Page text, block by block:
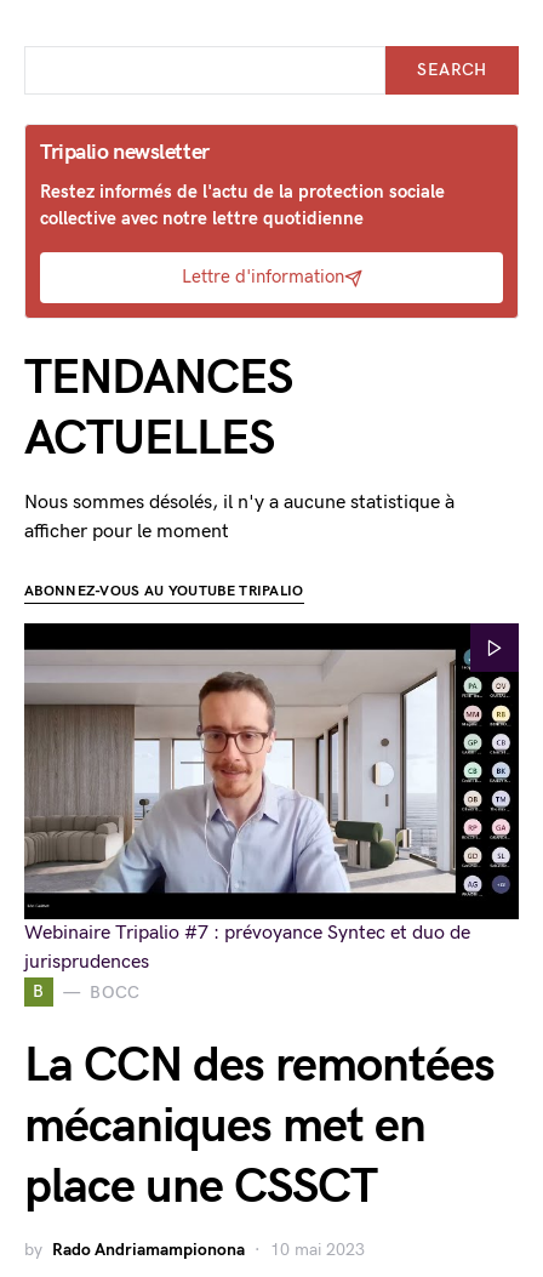
B BOCC
La CCN des remontées
mécaniques met en
place une CSSCT
by Rado Andriamampionona 10 mai 2023
SEARCH
Tripalio newsletter
Restez informés de l'actu de la protection sociale
collective avec notre lettre quotidienne
Lettre d'information
TENDANCES
ACTUELLES
Nous sommes désolés, il n'y a aucune statistique à
afficher pour le moment
ABONNEZ-VOUS AU YOUTUBE TRIPALIO
Webinaire Tripalio #7 : prévoyance Syntec et duo de
jurisprudences